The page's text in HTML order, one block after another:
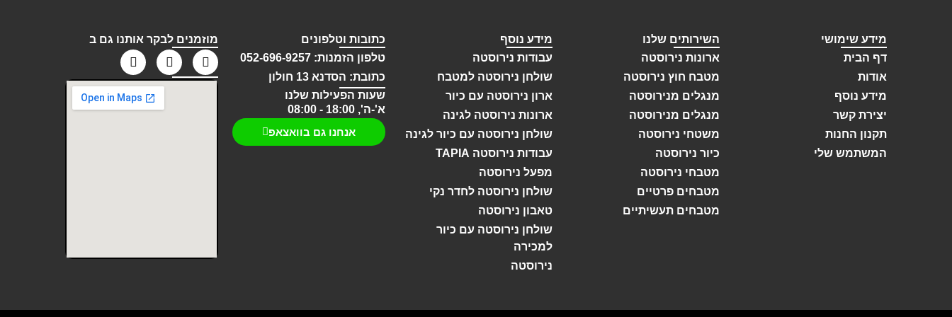
מידע שימושי
דף הבית
אודות
מידע נוסף
יצירת קשר
תקנון החנות
המשתמש שלי
השירותים שלנו
ארונות נירוסטה
מטבח חוץ נירוסטה
מנגלים מנירוסטה
מנגלים מנירוסטה
משטחי נירוסטה
כיור נירוסטה
מטבחי נירוסטה
מטבחים פרטיים
מטבחים תעשיתיים
מידע נוסף
עבודות נירוסטה
שולחן נירוסטה למטבח
ארון נירוסטה עם כיור
ארונות נירוסטה לגינה
שולחן נירוסטה עם כיור לגינה
עבודות נירוסטה TAPIA
מפעל נירוסטה
שולחן נירוסטה לחדר נקי
טאבון נירוסטה
שולחן נירוסטה עם כיור
למכירה
נירוסטה
כתובות וטלפונים
טלפון הזמנות: 052-696-9257
כתובת: הסדנא 13 חולון
שעות הפעילות שלנו
א'-ה', 18:00 - 08:00
אנחנו גם בוואצאפ
מוזמנים לבקר אותנו גם ב